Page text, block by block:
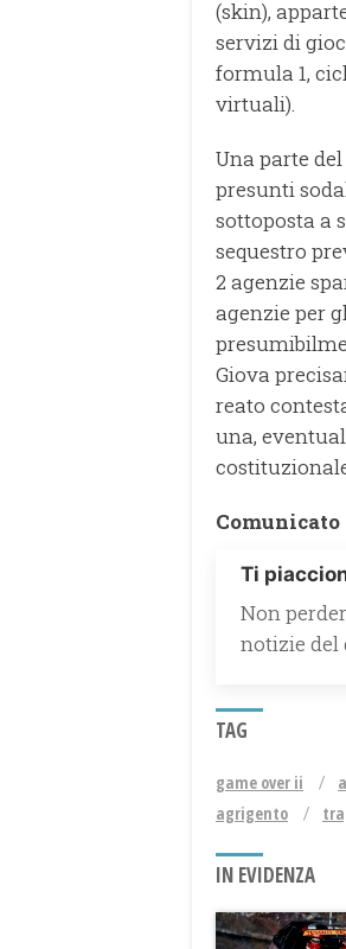
(skin),
servizi di
formula 1,
virtuali).
Una parte
presunti
sottoposta a
sequestro
2 agenzie
agenzie per
Giova
reato
una,
Ti
Non
notizie del
TAG
game over ii
agrigento
IN EVIDENZA